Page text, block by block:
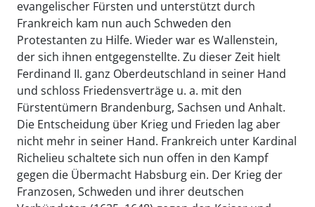
evangelischer Fürsten und unterstützt durch
Frankreich kam nun auch Schweden den
Protestanten zu Hilfe. Wieder war es Wallenstein,
der sich ihnen entgegenstellte. Zu dieser Zeit hielt
Ferdinand II. ganz Oberdeutschland in seiner Hand
und schloss Friedensverträge u. a. mit den
Fürstentümern Brandenburg, Sachsen und Anhalt.
Die Entscheidung über Krieg und Frieden lag aber
nicht mehr in seiner Hand. Frankreich unter Kardinal
Richelieu schaltete sich nun offen in den Kampf
gegen die Übermacht Habsburg ein. Der Krieg der
Franzosen, Schweden und ihrer deutschen